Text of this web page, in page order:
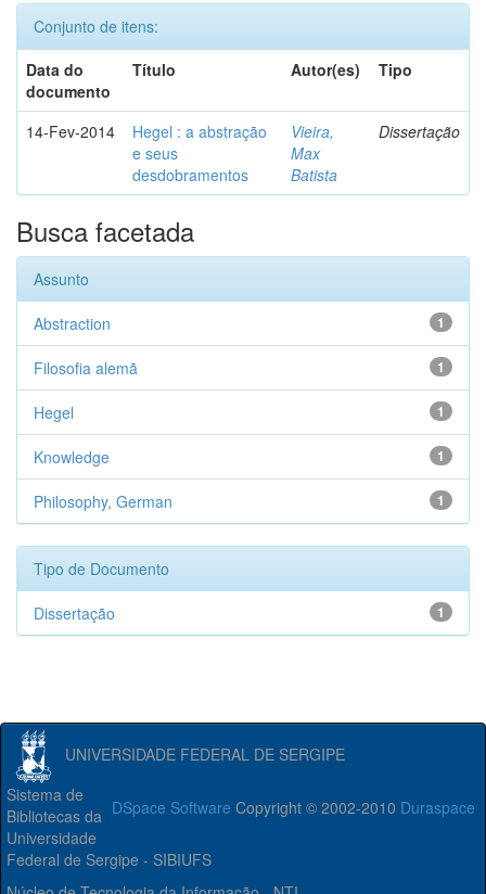
Conjunto de itens:
Data do
documento
Título Autor(es) Tipo
14-Fev-2014
Hegel : a abstração
e seus
desdobramentos
Vieira,
Max
Batista
Dissertação
Busca facetada
Assunto
1
Abstraction
1
Filosofia alemã
1
Hegel
1
Knowledge
1
Philosophy, German
Tipo de Documento
1
Dissertação
UNIVERSIDADE FEDERAL DE SERGIPE
DSpace Software Copyright © 2002-2010 Duraspace
Sistema de
Bibliotecas da
Universidade
Federal de Sergipe - SIBIUFS